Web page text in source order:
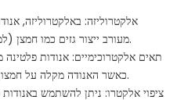
אלקטרוליזה: באלקטרוליזה,
מעורב ייצור גזים כמו חמצן (למשל, פיצול מים לייצור מימן וחמצן).
תאים אלקטרוכימיים: אנודות
כאשר האנודה מקלה על חמצון של דלק (כגון מימן) לייצור חשמל.
ציפוי אלקטרו: ניתן להשתמש